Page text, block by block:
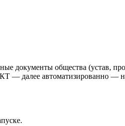
документы общества (устав,
далее автоматизированно — на